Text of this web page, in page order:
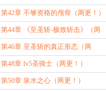
更！）
第42章 不够资格的颅骨（两更！）
第44章 《至圣斩-极致斩击》（两
更！）
第46章 至圣斩的真正形态（两
更！）
第48章 lv5圣骑士（两更！）
第50章 泉水之心（两更！）